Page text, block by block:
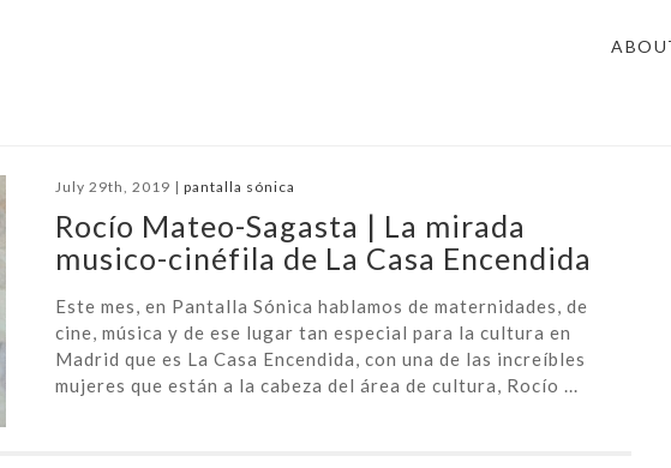
July 29th, 2019 | pantalla sónica
Rocío Mateo-Sagasta | La mirada
musico-cinéfila de La Casa Encendida
Este mes, en Pantalla Sónica hablamos de maternidades, de
cine, música y de ese lugar tan especial para la cultura en
Madrid que es La Casa Encendida, con una de las increíbles
mujeres que están a la cabeza del área de cultura, Rocío ...